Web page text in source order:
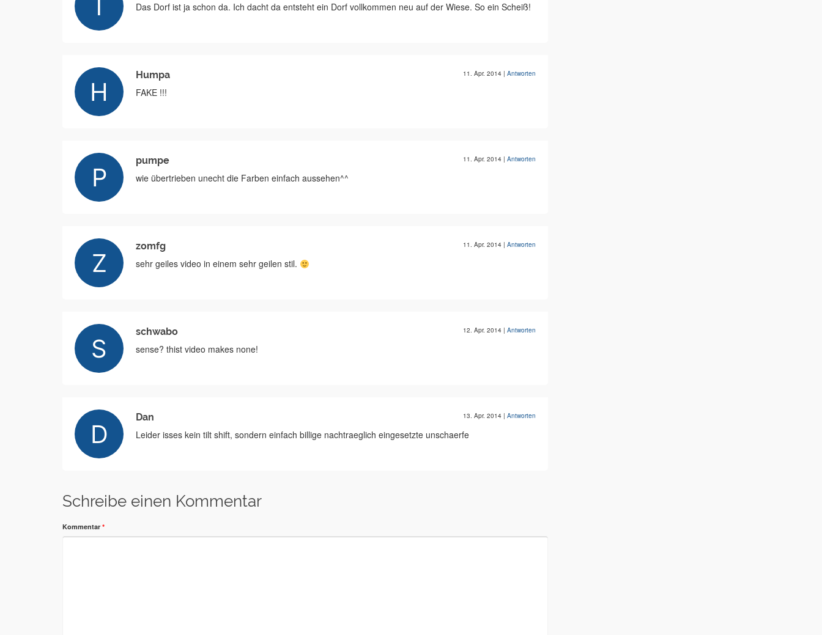
Das Dorf ist ja schon da. Ich dacht da entsteht ein Dorf vollkommen neu auf der Wiese. So ein Scheiß!
Humpa 11. Apr. 2014 | Antworten
FAKE !!!
pumpe 11. Apr. 2014 | Antworten
wie übertrieben unecht die Farben einfach aussehen^^
zomfg 11. Apr. 2014 | Antworten
sehr geiles video in einem sehr geilen stil.
schwabo 12. Apr. 2014 | Antworten
sense? thist video makes none!
Dan 13. Apr. 2014 | Antworten
Leider isses kein tilt shift, sondern einfach billige nachtraeglich eingesetzte unschaerfe
Schreibe einen Kommentar
Kommentar *